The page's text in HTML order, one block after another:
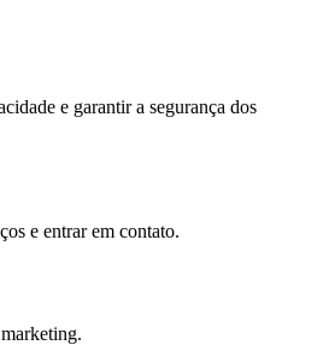
e garantir a segurança dos
e entrar em contato.